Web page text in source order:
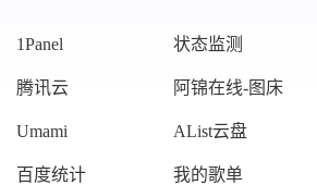
1Panel
腾讯云
Umami
百度统计
状态监测
阿锦在线-图床
AList云盘
我的歌单